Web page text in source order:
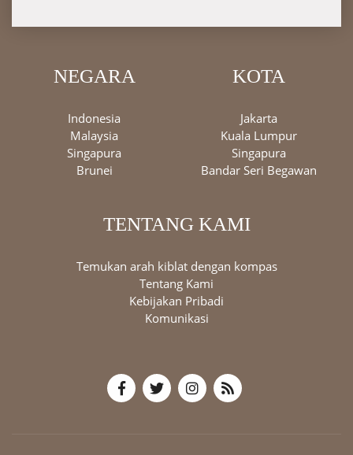
NEGARA
Indonesia
Malaysia
Singapura
Brunei
KOTA
Jakarta
Kuala Lumpur
Singapura
Bandar Seri Begawan
TENTANG KAMI
Temukan arah kiblat dengan kompas
Tentang Kami
Kebijakan Pribadi
Komunikasi